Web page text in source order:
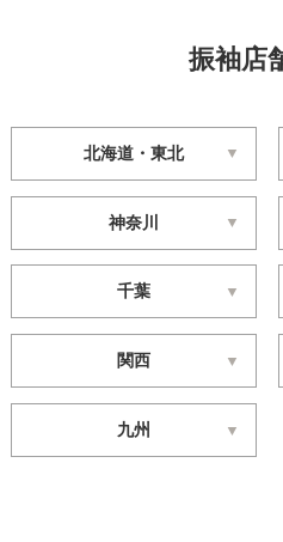
振袖店
北海道・東北
神奈川
千葉
関西
九州